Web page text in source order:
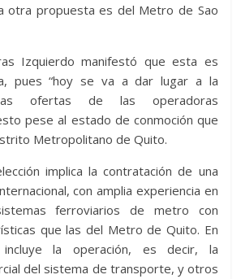
otra propuesta es del Metro de Sao
Izquierdo manifestó que esta es
pues “hoy se va a dar lugar a la
ofertas de las operadoras
pese al estado de conmoción que
Metropolitano de Quito.
implica la contratación de una
con amplia experiencia en
ferroviarios de metro con
que las del Metro de Quito. En
la operación, es decir, la
del sistema de transporte, y otros